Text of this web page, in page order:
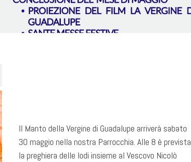
Il Manto della Vergine di Guadalupe arriverà sabato
30 maggio nella nostra Parrocchia. Alle 8 è prevista
la preghiera delle lodi insieme al Vescovo Nicolò